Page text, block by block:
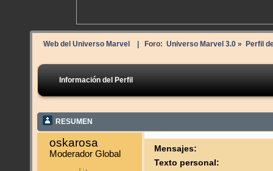
Web del Universo Marvel | Foro: Universo Marvel 3.0» Perfil
Información del Perfil
RESUMEN
oskarosa
Moderador Global
Mensajes:
Texto personal: